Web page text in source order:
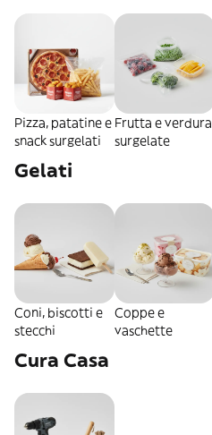
Pizza, patatine e
snack surgelati
Frutta e verdura
surgelate
Gelati
Coni, biscotti e
stecchi
Coppe e
vaschette
Cura Casa